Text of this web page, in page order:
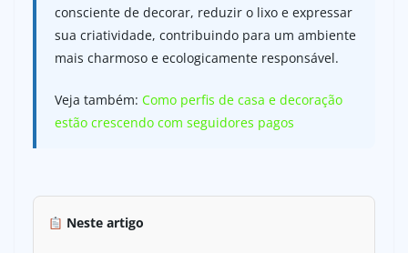
consciente de decorar, reduzir o lixo e expressar
sua criatividade, contribuindo para um ambiente
mais charmoso e ecologicamente responsável.
Veja também: Como perfis de casa e decoração
estão crescendo com seguidores pagos
Neste artigo